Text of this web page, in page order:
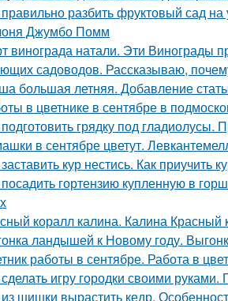
правильно разбить фруктовый сад
Джумбо Помм
винограда натали. Эти Винограды
садоводов. Рассказываю,
большая летняя. Добавление
в цветнике в сентябре в
грядку под
в сентябре цветут.
кур нестись. Как приучить
посадить гортензию купленную в
коралл калина. Калина Красный
ландышей к Новому году.
работы в сентябре. Работа в
игру городки своими руками.
из шишки вырастить кедр.